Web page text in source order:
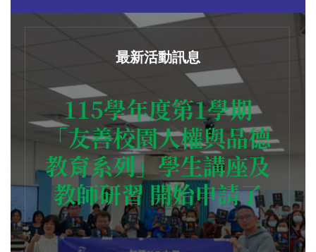
最新活動訊息
115學年度第1學期
「友善校園人權與品德
教育系列」學生講座及
教師研習 開始申請了